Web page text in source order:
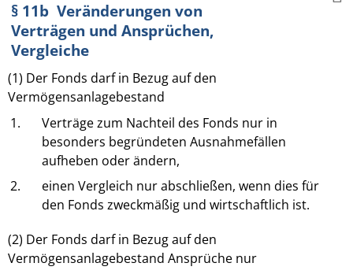
§ 11b Veränderungen von
Verträgen und Ansprüchen,
Vergleiche
(1) Der Fonds darf in Bezug auf den
Vermögensanlagebestand
1.
Verträge zum Nachteil des Fonds nur in
besonders begründeten Ausnahmefällen
aufheben oder ändern,
2.
einen Vergleich nur abschließen, wenn dies für
den Fonds zweckmäßig und wirtschaftlich ist.
(2) Der Fonds darf in Bezug auf den
Vermögensanlagebestand Ansprüche nur